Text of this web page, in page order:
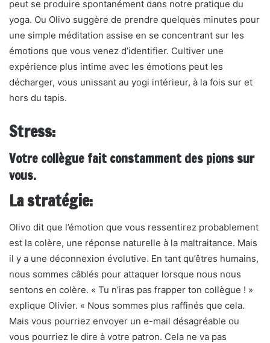
peut se produire spontanément dans notre pratique du
yoga. Ou Olivo suggère de prendre quelques minutes pour
une simple méditation assise en se concentrant sur les
émotions que vous venez d’identifier. Cultiver une
expérience plus intime avec les émotions peut les
décharger, vous unissant au yogi intérieur, à la fois sur et
hors du tapis.
Stress:
Votre collègue fait constamment des pions sur
vous.
La stratégie:
Olivo dit que l’émotion que vous ressentirez probablement
est la colère, une réponse naturelle à la maltraitance. Mais
il y a une déconnexion évolutive. En tant qu’êtres humains,
nous sommes câblés pour attaquer lorsque nous nous
sentons en colère. « Tu n’iras pas frapper ton collègue ! »
explique Olivier. « Nous sommes plus raffinés que cela.
Mais vous pourriez envoyer un e-mail désagréable ou
vous pourriez le dire à votre patron. Cela ne va pas